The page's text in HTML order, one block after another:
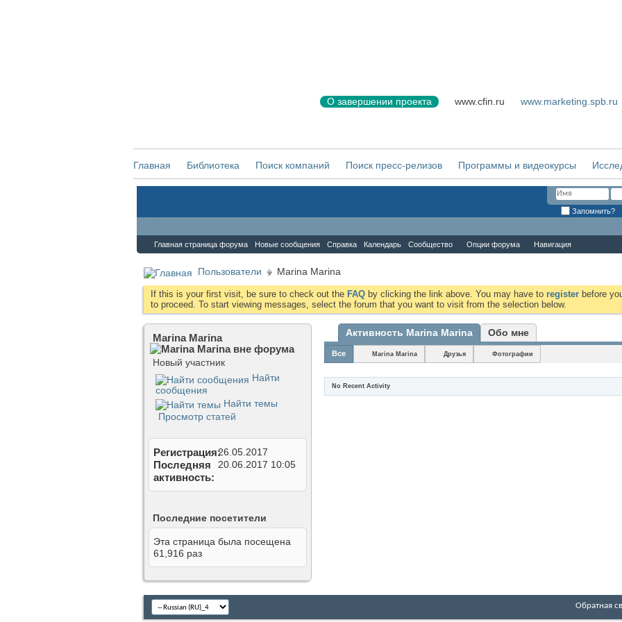
О завершении проекта www.cfin.ru www.marketing.spb.ru
Главная Библиотека Поиск компаний Поиск пресс-релизов Программы и видеокурсы
Запомнить?
Главная страница форума Новые сообщения Справка Календарь Сообщество Опции форума Навигация
Пользователи Marina Marina
If this is your first visit, be sure to check out the FAQ by clicking the link above. You may have to register before
to proceed. To start viewing messages, select the forum that you want to visit from the selection below.
Marina Marina
Новый участник
Найти
сообщения
Найти темы
Просмотр статей
Регистрация26.05.2017
Последняя
активность
20.06.2017 10:05
Последние посетители
Эта страница была посещена
61,916 раз
Активность Marina Marina Обо мне
Все Marina Marina Друзья Фотографии
No Recent Activity
Обратная